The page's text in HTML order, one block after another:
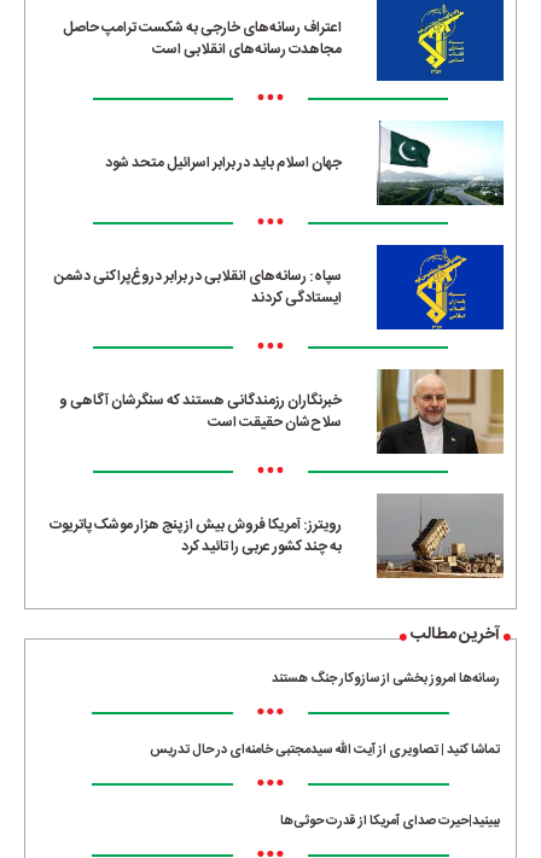
اعتراف رسانه‌های خارجی به شکست ترامپ حاصل
مجاهدت رسانه‌های انقلابی است
•••
جهان اسلام باید در برابر اسرائیل متحد شود
•••
سپاه: رسانه‌های انقلابی در برابر دروغ‌پراکنی دشمن
ایستادگی کردند
•••
خبرنگاران رزمندگانی هستند که سنگرشان آگاهی و
سلاح‌شان حقیقت است
•••
رویترز: آمریکا فروش بیش از پنج هزار موشک پاتریوت
به چند کشور عربی را تائید کرد
آخرین مطالب
رسانه‌ها امروز بخشی از سازوکار جنگ هستند
•••
تماشا کنید | تصاویری از آیت الله سیدمجتبی خامنه‌ای در حال تدریس
•••
ببینید|حیرت صدای آمریکا از قدرت حوثی‌ها